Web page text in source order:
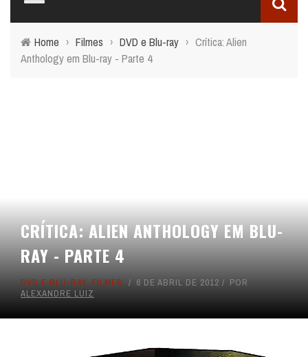
Home › Filmes › DVD e Blu-ray › Crítica: Alien
Anthology em Blu-ray - Parte 4
CRÍTICA: ALIEN ANTHOLOGY EM BLU-
RAY - PARTE 4
DVD E BLU-RAY, FILMES 6 DE ABRIL DE 2012
POR
ALEXANDRE LUIZ